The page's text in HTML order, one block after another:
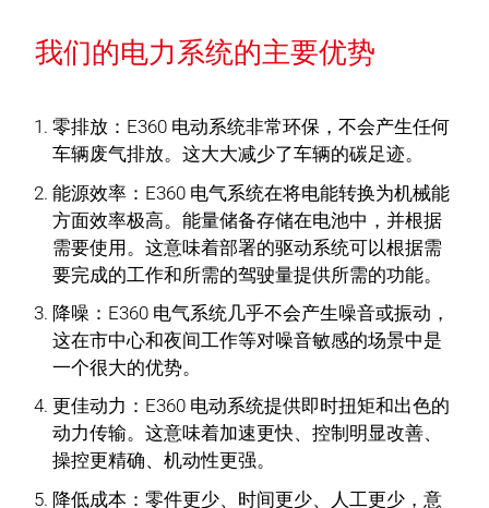
我们的电力系统的主要优势
零排放： E360 电动系统非常环保，不会产生任何
车辆废气排放。这大大减少了车辆的碳足迹。
能源效率： E360 电气系统在将电能转换为机械能
方面效率极高。能量储备存储在电池中，并根据
需要使用。这意味着部署的驱动系统可以根据需
要完成的工作和所需的驾驶量提供所需的功能。
降噪： E360 电气系统几乎不会产生噪音或振动，
这在市中心和夜间工作等对噪音敏感的场景中是
一个很大的优势。
更佳动力： E360 电动系统提供即时扭矩和出色的
动力传输。这意味着加速更快、控制明显改善、
操控更精确、机动性更强。
降低成本： 零件更少、时间更少、人工更少，意